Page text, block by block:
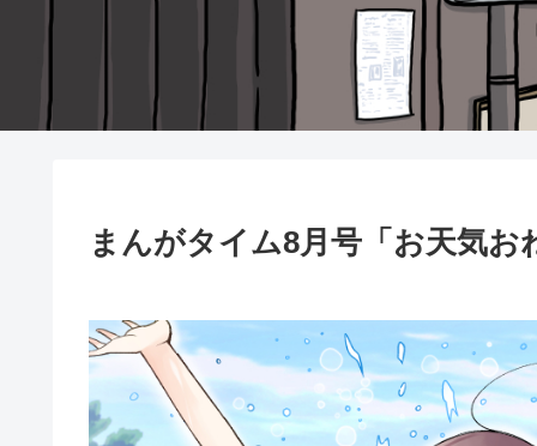
まんがタイム8月号「お天気お